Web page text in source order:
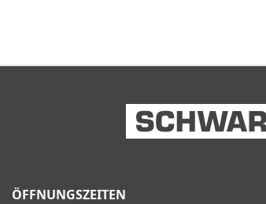
ÖFFNUNGSZEITEN